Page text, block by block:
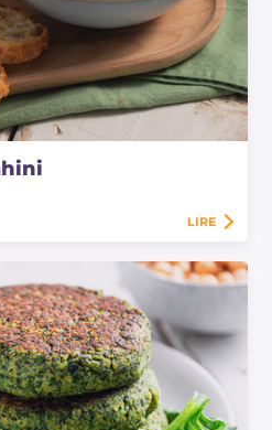
LIRE